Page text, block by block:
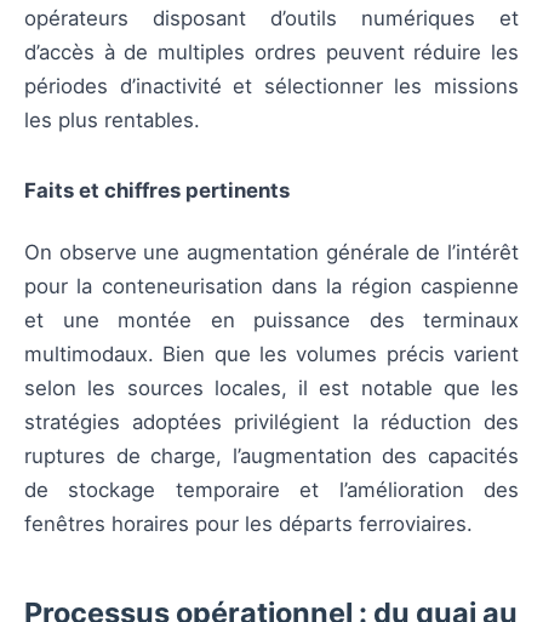
opérateurs disposant d’outils numériques et
d’accès à de multiples ordres peuvent réduire les
périodes d’inactivité et sélectionner les missions
les plus rentables.
Faits et chiffres pertinents
On observe une augmentation générale de l’intérêt
pour la conteneurisation dans la région caspienne
et une montée en puissance des terminaux
multimodaux. Bien que les volumes précis varient
selon les sources locales, il est notable que les
stratégies adoptées privilégient la réduction des
ruptures de charge, l’augmentation des capacités
de stockage temporaire et l’amélioration des
fenêtres horaires pour les départs ferroviaires.
Processus opérationnel : du quai au